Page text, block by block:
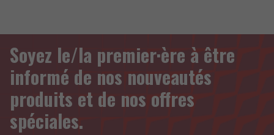
Soyez le/la premier·ère à être
informé de nos nouveautés
produits et de nos offres
spéciales.